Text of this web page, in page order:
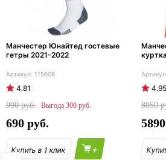
Манчестер Юнайтед гостевые
гетры 2021-2022
115606
4.81
990
300
690
+
4.95
8050
5890